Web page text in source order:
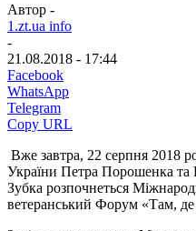
Автор -
1.zt.ua info
-
21.08.2018 - 17:44
Facebook
WhatsApp
Telegram
Copy URL
Вже завтра, 22 серпня 2018
України Петра Порошенка та
Зубка розпочнеться
ветеранський Форум «Там,